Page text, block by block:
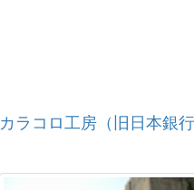
カラコロ工房（旧日本銀